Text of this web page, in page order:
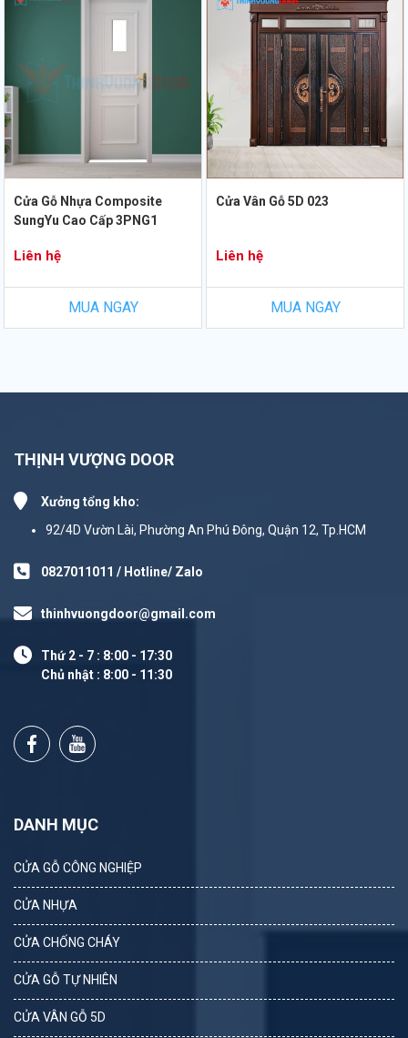
Cửa Gỗ Nhựa Composite
SungYu Cao Cấp 3PNG1
Liên hệ
MUA NGAY
Cửa Vân Gỗ 5D 023
Liên hệ
MUA NGAY
THỊNH VƯỢNG DOOR
Xưởng tổng kho:
92/4D Vườn Lài, Phường An Phú Đông, Quận 12, Tp.HCM
0827011011 / Hotline/ Zalo
thinhvuongdoor@gmail.com
Thứ 2 - 7 : 8:00 - 17:30
Chủ nhật : 8:00 - 11:30
DANH MỤC
CỬA GỖ CÔNG NGHIỆP
CỬA NHỰA
CỬA CHỐNG CHÁY
CỬA GỖ TỰ NHIÊN
CỬA VÂN GỖ 5D